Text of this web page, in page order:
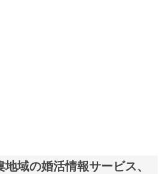
域の婚活情報サービス、